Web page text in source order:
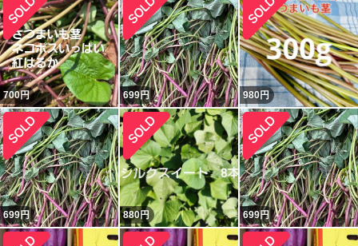
700円 699円 980円
699円 880円 699円